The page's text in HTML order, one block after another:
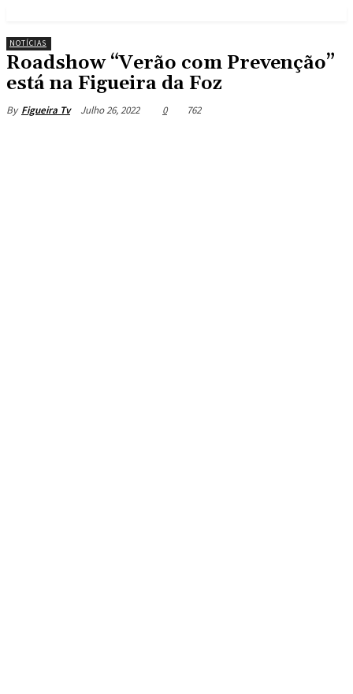
NOTÍCIAS
Roadshow “Verão com Prevenção”
está na Figueira da Foz
By Figueira Tv Julho 26, 2022 0 762